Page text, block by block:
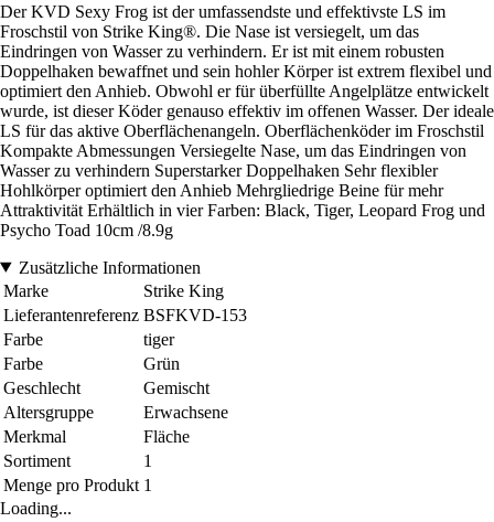
Der KVD Sexy Frog ist der umfassendste und effektivste LS im
Froschstil von Strike King®. Die Nase ist versiegelt, um das
Eindringen von Wasser zu verhindern. Er ist mit einem robusten
Doppelhaken bewaffnet und sein hohler Körper ist extrem flexibel und
optimiert den Anhieb. Obwohl er für überfüllte Angelplätze entwickelt
wurde, ist dieser Köder genauso effektiv im offenen Wasser. Der ideale
LS für das aktive Oberflächenangeln. Oberflächenköder im Froschstil
Kompakte Abmessungen Versiegelte Nase, um das Eindringen von
Wasser zu verhindern Superstarker Doppelhaken Sehr flexibler
Hohlkörper optimiert den Anhieb Mehrgliedrige Beine für mehr
Attraktivität Erhältlich in vier Farben: Black, Tiger, Leopard Frog und
Psycho Toad 10cm /8.9g
Zusätzliche Informationen
Marke
Strike King
Lieferantenreferenz BSFKVD-153
Farbe
tiger
Farbe
Grün
Geschlecht
Gemischt
Altersgruppe
Erwachsene
Merkmal
Fläche
Sortiment
1
Menge pro Produkt 1
Loading...